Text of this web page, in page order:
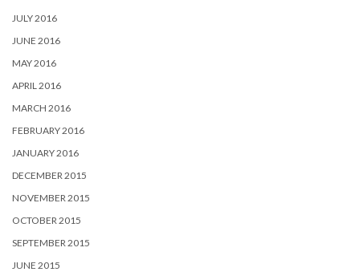
JULY 2016
JUNE 2016
MAY 2016
APRIL 2016
MARCH 2016
FEBRUARY 2016
JANUARY 2016
DECEMBER 2015
NOVEMBER 2015
OCTOBER 2015
SEPTEMBER 2015
JUNE 2015